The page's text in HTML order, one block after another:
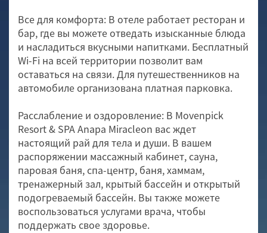
Все для комфорта: В отеле работает ресторан и
бар, где вы можете отведать изысканные блюда
и насладиться вкусными напитками. Бесплатный
Wi-Fi на всей территории позволит вам
оставаться на связи. Для путешественников на
автомобиле организована платная парковка.
Расслабление и оздоровление: В Movenpick
Resort & SPA Anapa Miracleon вас ждет
настоящий рай для тела и души. В вашем
распоряжении массажный кабинет, сауна,
паровая баня, спа-центр, баня, хаммам,
тренажерный зал, крытый бассейн и открытый
подогреваемый бассейн. Вы также можете
воспользоваться услугами врача, чтобы
поддержать свое здоровье.